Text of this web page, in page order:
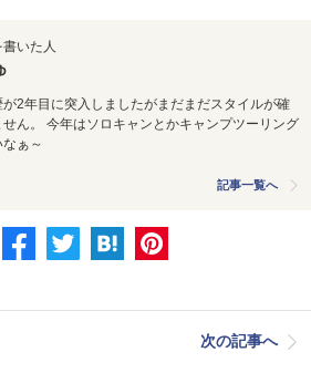
いた人
が2年目に突入しましたがまだまだスタイルが確
ん。 今年はソロキャンとかキャンプツーリング
ぁ～
記事一覧へ
次の記事へ